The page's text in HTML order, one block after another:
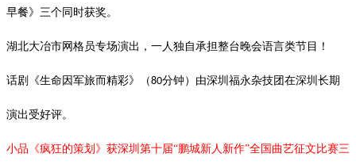
早餐》三个同时获奖。
湖北大冶市网格员专场演出，一人独自承担整台晚会语言类节目！
话剧《生命因军旅而精彩》（80分钟）由深圳福永杂技团在深圳长期
演出受好评。
小品《疯狂的策划》获深圳第十届“鹏城新人新作”全国曲艺征文比赛三